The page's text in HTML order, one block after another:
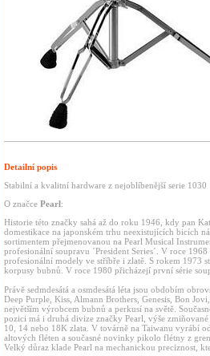
Detailní popis
Stabilní a kvalitní hardware z nejoblíbenější serie 1030
O značce Pearl:
Historie této značky sahá až do roku 1946, kdy pan
domestikace na japonském trhu neexistujících bicích
sortimentem přejmenovanou na Pearl Musical
profesionální soupravu ´President Series´. V roce
profesionální modely ve stříbře i zlatě. S rokem 1973
korpusy bubnů. V roce 1980 přicházejí první série
Právě sedmdesátá a osmdesátá léta jsou obdobím
Deep Purple, Kiss, Almann Brothers, Genesis, Bon
největším výrobcem bubnů a perkusí na světě.
pozici má i druhá divize značky Pearl, výše
10, 14 nebo 18K zlata. V továrně na Taiwanu vyrábí
altových fléten a současné novinky pikolo flétny z
Velký důraz klade Pearl na mechanickou preciznost,